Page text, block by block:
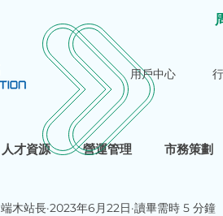
用戶中心
人才資源 營運管理 市務策劃
端木站長 2023年6月22日 讀畢需時 5 分鐘